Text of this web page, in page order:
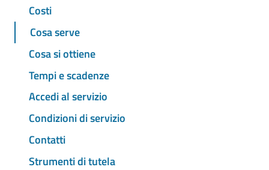
Costi
Cosa serve
Cosa si ottiene
Tempi e scadenze
Accedi al servizio
Condizioni di servizio
Contatti
Strumenti di tutela